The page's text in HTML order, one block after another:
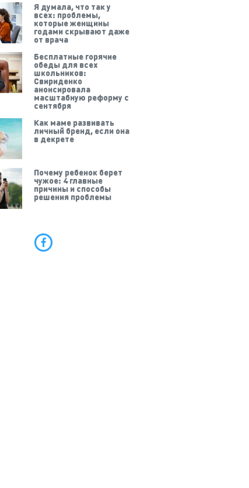
Я думала, что так у
всех: проблемы,
которые женщины
годами скрывают даже
от врача
Бесплатные горячие
обеды для всех
школьников:
Свириденко
анонсировала
масштабную реформу с
сентября
Как маме развивать
личный бренд, если она
в декрете
Почему ребенок берет
чужое: 4 главные
причины и способы
решения проблемы